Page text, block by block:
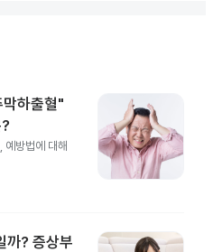
하출혈"
예방법에 대해
까? 증상부